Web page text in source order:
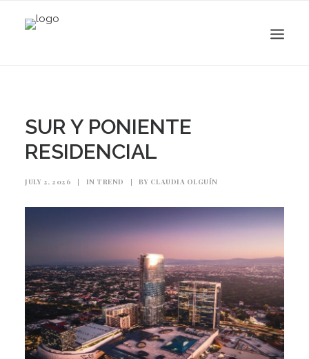
Search
SUR Y PONIENTE
RESIDENCIAL
JULY 2, 2026 | IN TREND | BY CLAUDIA OLGUÍN